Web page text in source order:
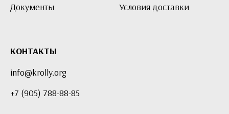
КОНТАКТЫ
Документы
Условия доставки
info@krolly.org
+7 (905) 788-88-85